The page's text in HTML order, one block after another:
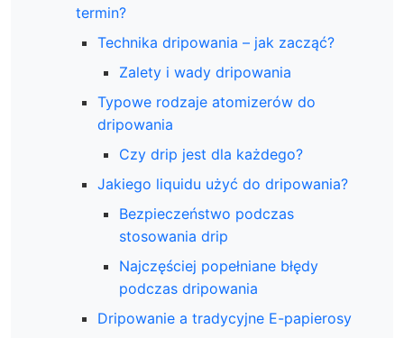
termin?
Technika dripowania – jak zacząć?
Zalety i wady dripowania
Typowe rodzaje atomizerów do
dripowania
Czy drip jest dla każdego?
Jakiego liquidu użyć do dripowania?
Bezpieczeństwo podczas
stosowania drip
Najczęściej popełniane błędy
podczas dripowania
Dripowanie a tradycyjne E-papierosy